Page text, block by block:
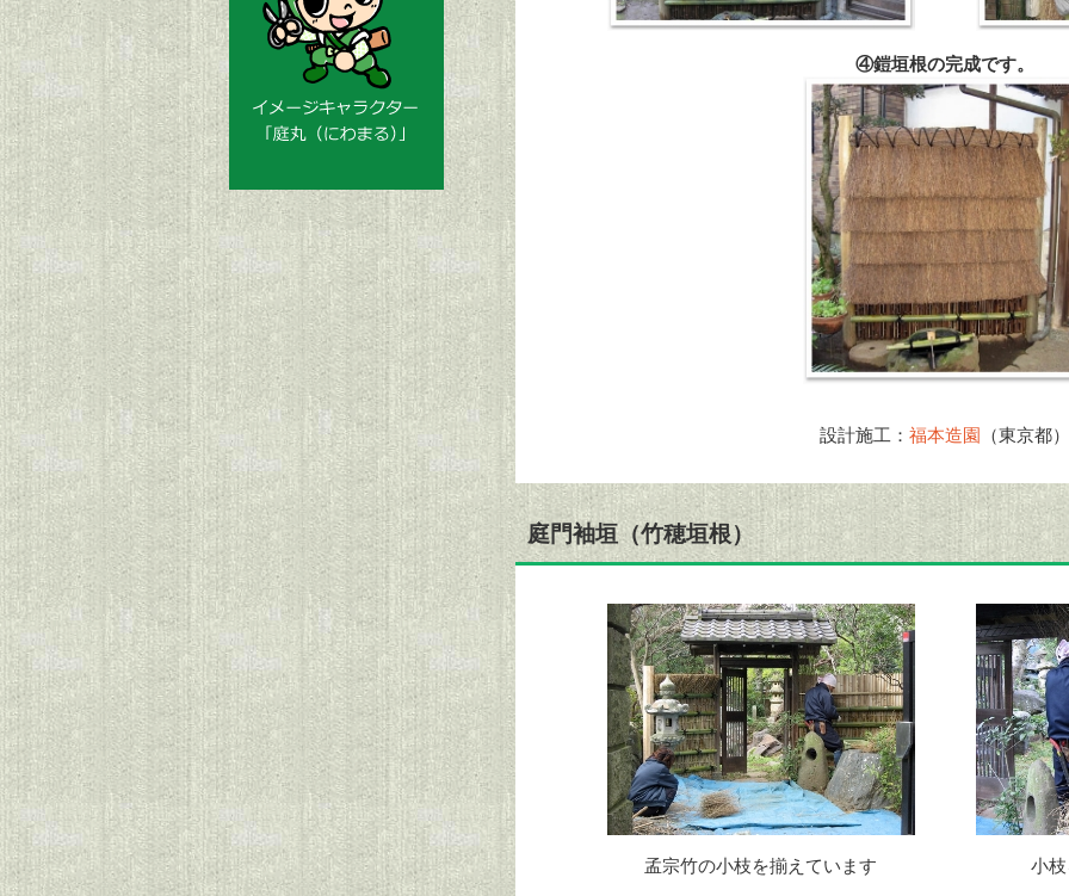
④鎧垣根の完成です。
設計施工： 福本造園 （東京都）
庭門袖垣（竹穂垣根）
孟宗竹の小枝を揃えています 小